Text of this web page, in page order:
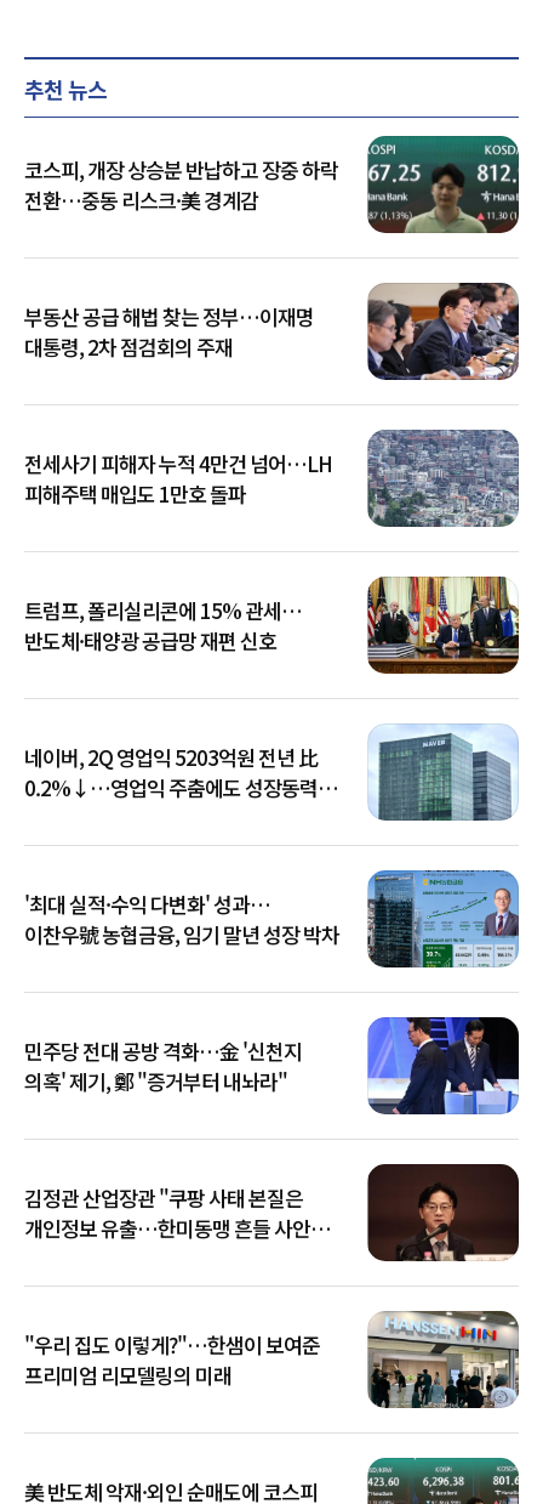
추천 뉴스
코스피, 개장 상승분 반납하고 장중 하락
전환…중동 리스크·美 경계감
부동산 공급 해법 찾는 정부…이재명
대통령, 2차 점검회의 주재
전세사기 피해자 누적 4만건 넘어…LH
피해주택 매입도 1만호 돌파
트럼프, 폴리실리콘에 15% 관세…
반도체·태양광 공급망 재편 신호
네이버, 2Q 영업익 5203억원 전년 比
0.2%↓…영업익 주춤에도 성장동력
'최대 실적·수익 다변화' 성과…
이찬우號 농협금융, 임기 말년 성장 박차
민주당 전대 공방 격화…金 '신천지
의혹' 제기, 鄭 "증거부터 내놔라"
김정관 산업장관 "쿠팡 사태 본질은
개인정보 유출…한미동맹 흔들 사안
"우리 집도 이렇게?"…한샘이 보여준
프리미엄 리모델링의 미래
美 반도체 악재·외인 순매도에 코스피